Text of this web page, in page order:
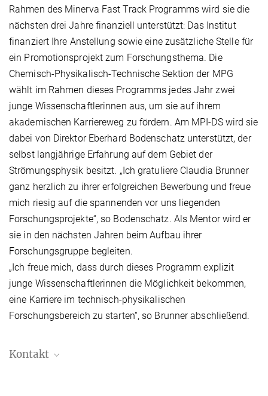
Rahmen des Minerva Fast Track Programms wird sie die
nächsten drei Jahre finanziell unterstützt: Das Institut
finanziert Ihre Anstellung sowie eine zusätzliche Stelle für
ein Promotionsprojekt zum Forschungsthema. Die
Chemisch-Physikalisch-Technische Sektion der MPG
wählt im Rahmen dieses Programms jedes Jahr zwei
junge Wissenschaftlerinnen aus, um sie auf ihrem
akademischen Karriereweg zu fördern. Am MPI-DS wird sie
dabei von Direktor Eberhard Bodenschatz unterstützt, der
selbst langjährige Erfahrung auf dem Gebiet der
Strömungsphysik besitzt. „Ich gratuliere Claudia Brunner
ganz herzlich zu ihrer erfolgreichen Bewerbung und freue
mich riesig auf die spannenden vor uns liegenden
Forschungsprojekte“, so Bodenschatz. Als Mentor wird er
sie in den nächsten Jahren beim Aufbau ihrer
Forschungsgruppe begleiten.
„Ich freue mich, dass durch dieses Programm explizit
junge Wissenschaftlerinnen die Möglichkeit bekommen,
eine Karriere im technisch-physikalischen
Forschungsbereich zu starten“, so Brunner abschließend.
Kontakt